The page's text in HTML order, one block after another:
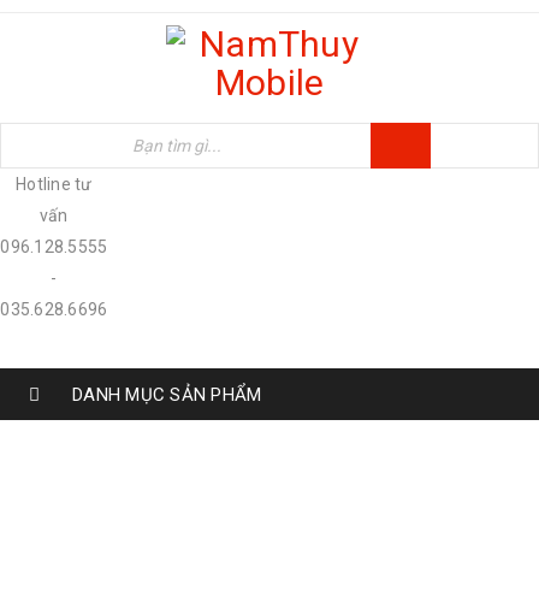
Hotline tư
vấn
096.128.5555
-
035.628.6696
DANH MỤC SẢN PHẨM